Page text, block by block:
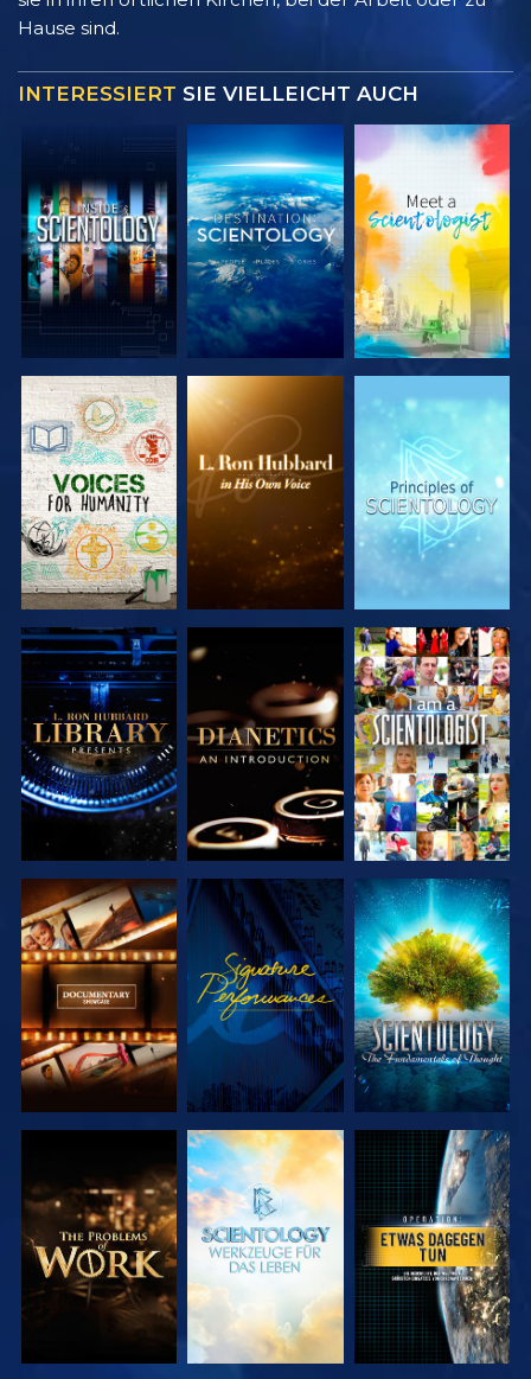
Hause sind.
INTERESSIERT SIE VIELLEICHT AUCH
SERIE
ENTDECKEN
SERIE
ENTDECKEN
SERIE
ENTDECKEN
SERIE
ENTDECKEN
SERIE
ENTDECKEN
ANSEHEN
SERIE
ENTDECKEN
ANSEHEN
SERIE
ENTDECKEN
SERIE
ENTDECKEN
SERIE
ENTDECKEN
ANSEHEN